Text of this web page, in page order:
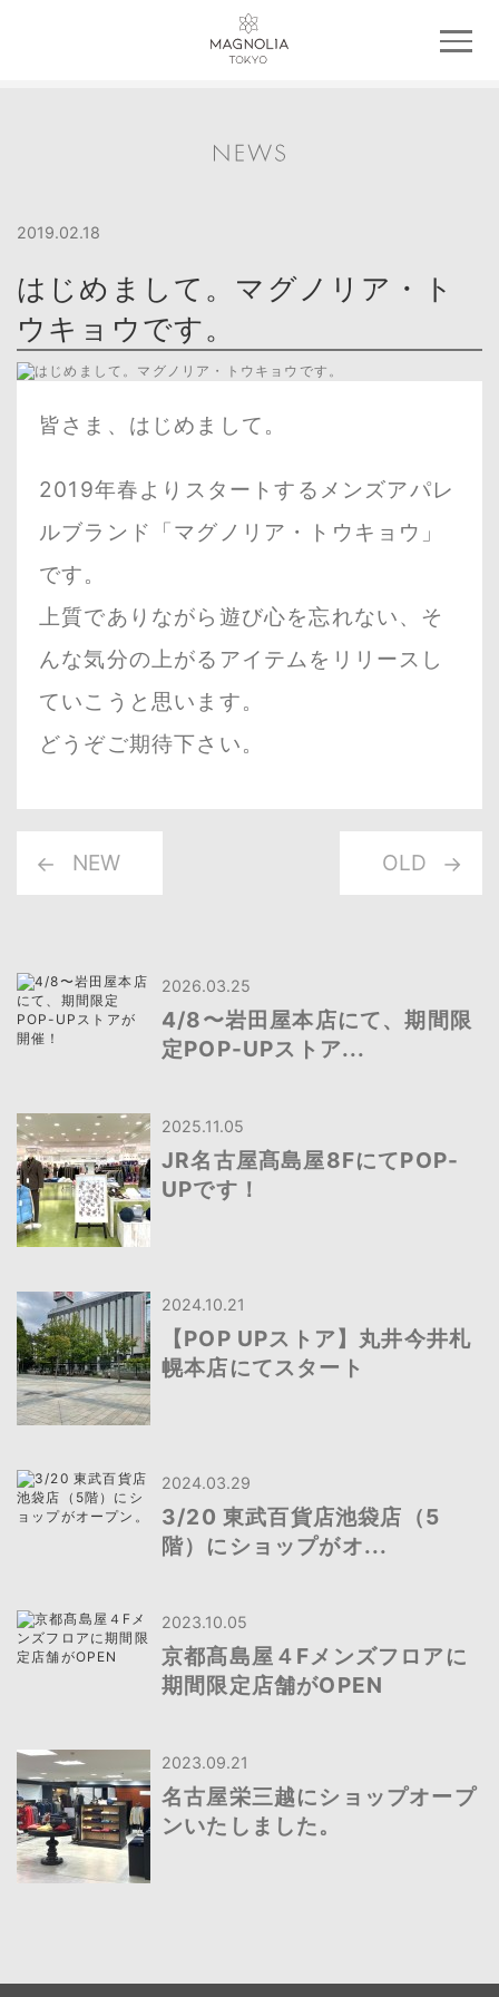
2019.02.18
はじめまして。マグノリア・ト
ウキョウです。
皆さま、はじめまして。
2019年春よりスタートするメンズアパレ
ルブランド「マグノリア・トウキョウ」
です。
上質でありながら遊び心を忘れない、そ
んな気分の上がるアイテムをリリースし
ていこうと思います。
どうぞご期待下さい。
NEW OLD
4/8〜岩田屋本店にて、期間限
定POP-UPストア...
2026.03.25
JR名古屋髙島屋8FにてPOP-
UPです！
2025.11.05
【POP UPストア】丸井今井札
幌本店にてスタート
2024.10.21
3/20 東武百貨店池袋店（5
階）にショップがオ...
2024.03.29
京都髙島屋４Fメンズフロアに
期間限定店舗がOPEN
2023.10.05
名古屋栄三越にショップオープ
ンいたしました。
2023.09.21